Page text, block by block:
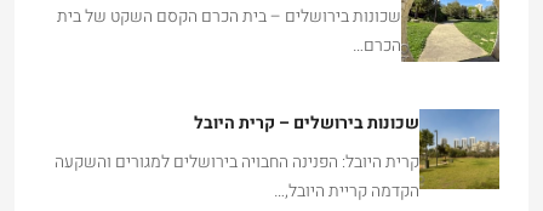
שכונות בירושלים – בית הכרם הקסם השקט של בית
הכרם…
שכונות בירושלים – קרית היובל
קרית היובל: הפנינה החבויה בירושלים למגורים והשקעה
הקדמה קריית היובל,…